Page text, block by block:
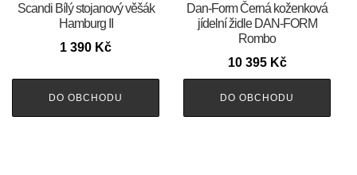
Scandi Bílý stojanový věšák
Hamburg II
1 390 Kč
DO OBCHODU
​​​​​Dan-Form Černá koženková
jídelní židle DAN-FORM
Rombo
10 395 Kč
DO OBCHODU